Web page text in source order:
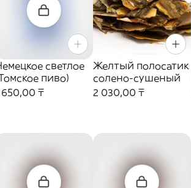
светлое
пиво)
650,00 ₸
Желтый полосатик
солено-сушеный
2 030,00 ₸